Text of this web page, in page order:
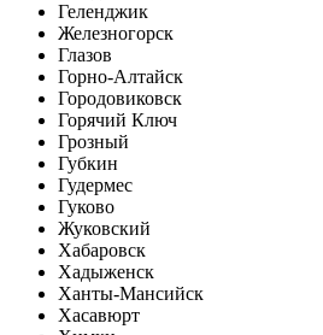
Геленджик
Железногорск
Глазов
Горно-Алтайск
Городовиковск
Горячий Ключ
Грозный
Губкин
Гудермес
Гуково
Жуковский
Хабаровск
Хадыженск
Ханты-Мансийск
Хасавюрт